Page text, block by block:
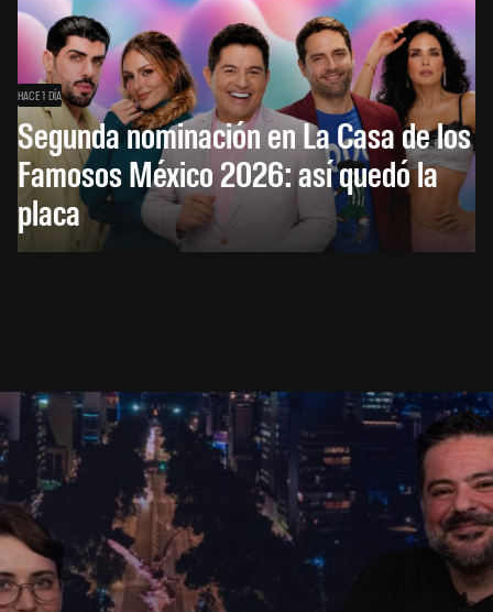
HACE 1 DÍA
Segunda nominación en La Casa de los
Famosos México 2026: así quedó la
placa